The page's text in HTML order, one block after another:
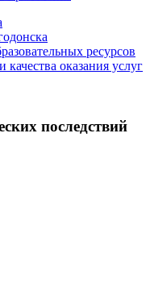
ресурсов
качества оказания услуг
последствий